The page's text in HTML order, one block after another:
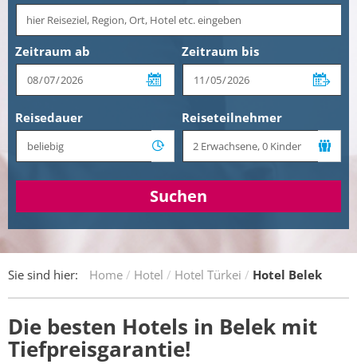
Zeitraum ab Zeitraum bis
Reisedauer Reiseteilnehmer
Suchen
Sie sind hier: Home Hotel Hotel Türkei Hotel Belek
Die besten Hotels in Belek mit
Tiefpreisgarantie!